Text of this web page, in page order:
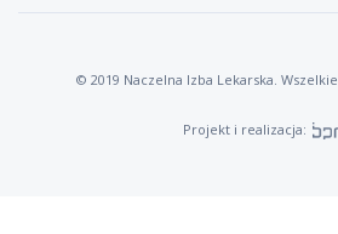
© 2019 Naczelna Izba Lekarska.
Projekt i realizacja: